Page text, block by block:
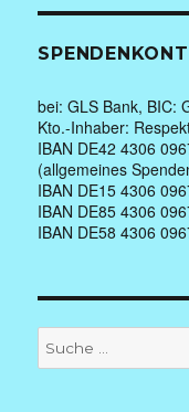
bei: GLS Bank, BIC:
Kto.-Inhaber:
IBAN DE42 4306
(allgemeines
IBAN DE15 4306
IBAN DE85 4306
IBAN DE58 4306
Suche
nach: